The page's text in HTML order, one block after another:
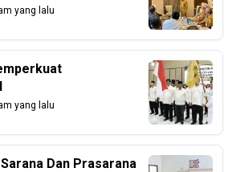
yang lalu
yang lalu
Dan Prasarana